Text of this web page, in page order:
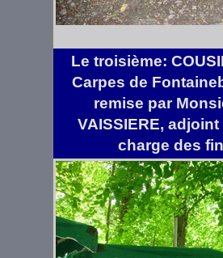
Le troisième:
Carpes de
remise par
VAISSIERE,
charge des